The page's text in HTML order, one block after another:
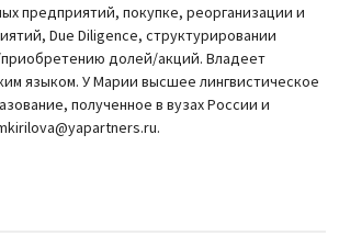
предприятий, покупке, реорганизации и
Due Diligence, структурировании
долей/акций. Владеет
языком. У Марии высшее лингвистическое
полученное в вузах России и